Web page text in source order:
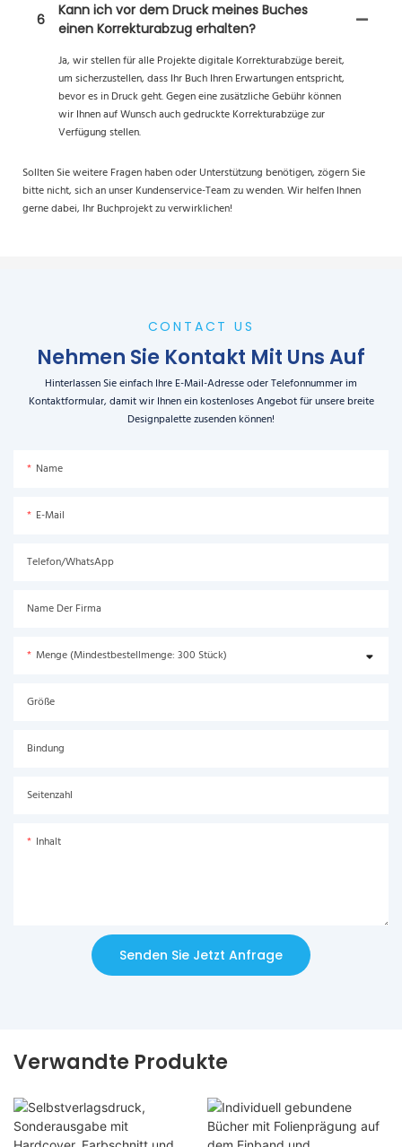
6
Kann ich vor dem Druck meines Buches
einen Korrekturabzug erhalten?
Ja, wir stellen für alle Projekte digitale Korrekturabzüge bereit,
um sicherzustellen, dass Ihr Buch Ihren Erwartungen entspricht,
bevor es in Druck geht. Gegen eine zusätzliche Gebühr können
wir Ihnen auf Wunsch auch gedruckte Korrekturabzüge zur
Verfügung stellen.
Sollten Sie weitere Fragen haben oder Unterstützung benötigen, zögern Sie
bitte nicht, sich an unser Kundenservice-Team zu wenden. Wir helfen Ihnen
gerne dabei, Ihr Buchprojekt zu verwirklichen!
CONTACT US
Nehmen Sie Kontakt Mit Uns Auf
Hinterlassen Sie einfach Ihre E-Mail-Adresse oder Telefonnummer im
Kontaktformular, damit wir Ihnen ein kostenloses Angebot für unsere breite
Designpalette zusenden können!
Name
E-Mail
Telefon/WhatsApp
Name Der Firma
Menge (Mindestbestellmenge: 300 Stück)
Größe
Bindung
Seitenzahl
Inhalt
Senden Sie Jetzt Anfrage
Verwandte Produkte